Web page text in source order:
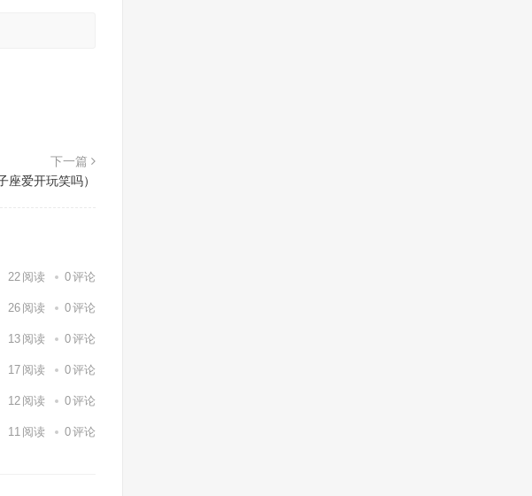
下一篇
座爱开玩笑吗）
22 阅读 0评论
26 阅读 0评论
13 阅读 0评论
17 阅读 0评论
12 阅读 0评论
11 阅读 0评论